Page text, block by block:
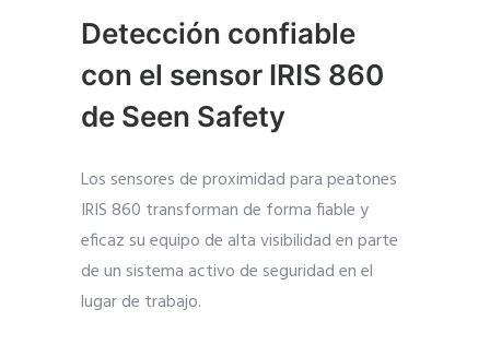
Detección confiable
con el sensor IRIS 860
de Seen Safety
Los sensores de proximidad para peatones
IRIS 860 transforman de forma fiable y
eficaz su equipo de alta visibilidad en parte
de un sistema activo de seguridad en el
lugar de trabajo.